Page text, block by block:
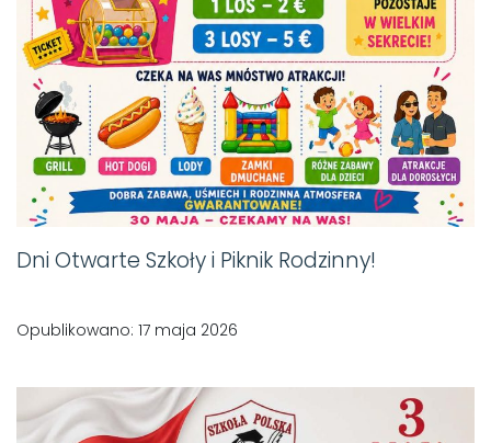
Dni Otwarte Szkoły i Piknik Rodzinny!
Opublikowano: 17 maja 2026